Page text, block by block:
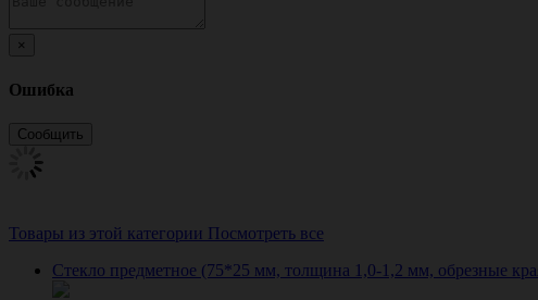
×
Ошибка
Товары из этой категории Посмотреть все
Стекло предметное (75*25 мм, толщина 1,0-1,2 мм, обрезные